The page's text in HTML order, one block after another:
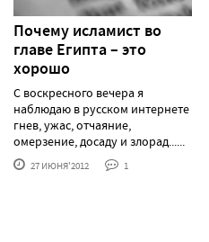
Почему исламист во
главе Египта – это
хорошо
С воскресного вечера я
наблюдаю в русском интернете
гнев, ужас, отчаяние,
омерзение, досаду и злорад......
27 ИЮНЯ'2012 1